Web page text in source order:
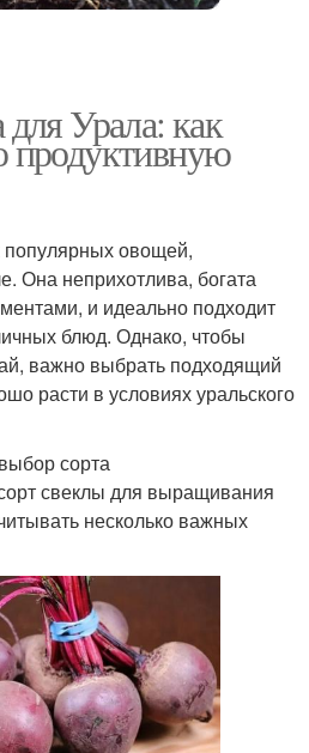
Урала: как
продуктивную
овощей,
Она неприхотлива, богата
и идеально подходит
блюд. Однако, чтобы
важно выбрать подходящий
расти в условиях уральского
сорта
свеклы для выращивания
несколько важных